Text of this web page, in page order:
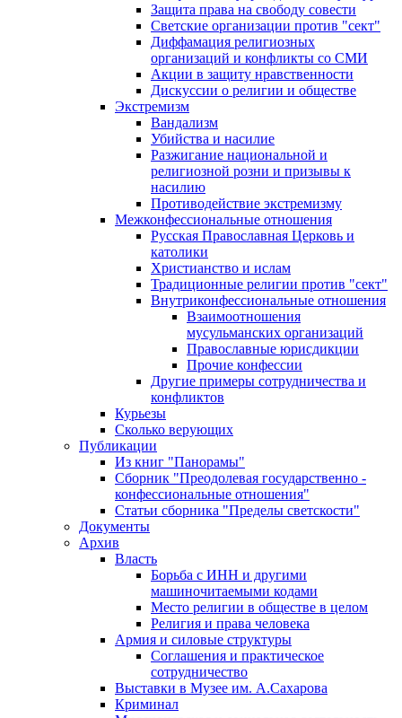
Защита права на свободу совести
Светские организации против "сект"
Диффамация религиозных
организаций и конфликты со СМИ
Акции в защиту нравственности
Дискуссии о религии и обществе
Экстремизм
Вандализм
Убийства и насилие
Разжигание национальной и
религиозной розни и призывы к
насилию
Противодействие экстремизму
Межконфессиональные отношения
Русская Православная Церковь и
католики
Христианство и ислам
Традиционные религии против "сект"
Внутриконфессиональные отношения
Взаимоотношения
мусульманских организаций
Православные юрисдикции
Прочие конфессии
Другие примеры сотрудничества и
конфликтов
Курьезы
Сколько верующих
Публикации
Из книг "Панорамы"
Сборник "Преодолевая государственно -
конфессиональные отношения"
Статьи сборника "Пределы светскости"
Документы
Архив
Власть
Борьба с ИНН и другими
машиночитаемыми кодами
Место религии в обществе в целом
Религия и права человека
Армия и силовые структуры
Соглашения и практическое
сотрудничество
Выставки в Музее им. А.Сахарова
Криминал